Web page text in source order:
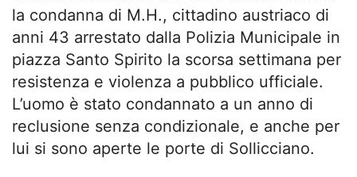
la condanna di M.H., cittadino austriaco di
anni 43 arrestato dalla Polizia Municipale in
piazza Santo Spirito la scorsa settimana per
resistenza e violenza a pubblico ufficiale.
L’uomo è stato condannato a un anno di
reclusione senza condizionale, e anche per
lui si sono aperte le porte di Sollicciano.